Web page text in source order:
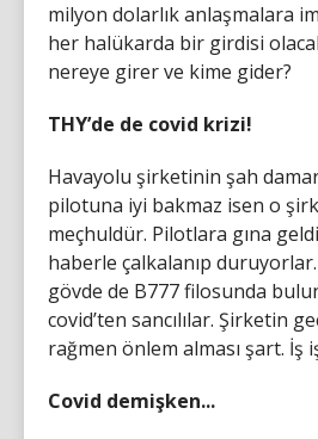
milyon dolarlık anlaşmalara
her halükarda bir girdisi
nereye girer ve kime gider?
THY’de de covid krizi!
Havayolu şirketinin şah
pilotuna iyi bakmaz isen o
meçhuldür. Pilotlara gına
haberle çalkalanıp
gövde de B777 filosunda
covid’ten sancılılar. Şirketin
rağmen önlem alması şart. İş
Covid demişken...